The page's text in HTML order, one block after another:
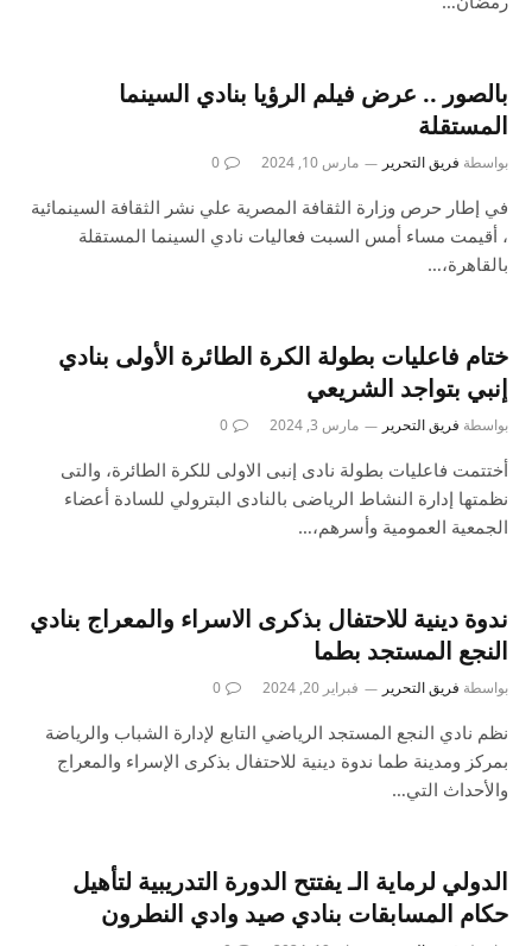
بالصور .. عرض فيلم الرؤيا بنادي السينما
المستقلة
بواسطة فريق التحرير مارس 10, 2024 0
في إطار حرص وزارة الثقافة المصرية علي نشر الثقافة السينمائية
، أقيمت مساء أمس السبت فعاليات نادي السينما المستقلة
بالقاهرة،…
ختام فاعليات بطولة الكرة الطائرة الأولى بنادي
إنبي بتواجد الشريعي
بواسطة فريق التحرير مارس 3, 2024 0
أختتمت فاعليات بطولة نادى إنبى الاولى للكرة الطائرة، والتى
نظمتها إدارة النشاط الرياضى بالنادى البترولي للسادة أعضاء
الجمعية العمومية وأسرهم،…
ندوة دينية للاحتفال بذكرى الاسراء والمعراج بنادي
النجع المستجد بطما
بواسطة فريق التحرير فبراير 20, 2024 0
نظم نادي النجع المستجد الرياضي التابع لإدارة الشباب والرياضة
بمركز ومدينة طما ندوة دينية للاحتفال بذكرى الإسراء والمعراج
والأحداث التي…
الدولي لرماية الـ يفتتح الدورة التدريبية لتأهيل
حكام المسابقات بنادي صيد وادي النطرون